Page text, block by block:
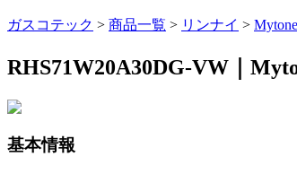
ガスコテック > 商品一覧 > リンナイ >
RHS71W20A30DG-VW｜
基本情報